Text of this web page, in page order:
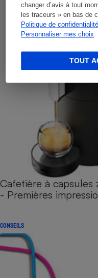
changer d’avis à tout
les traceurs » en bas de
Politique de
Personnaliser mes choix
TOUT
Cafetière à capsules
- Premières
CONSEILS